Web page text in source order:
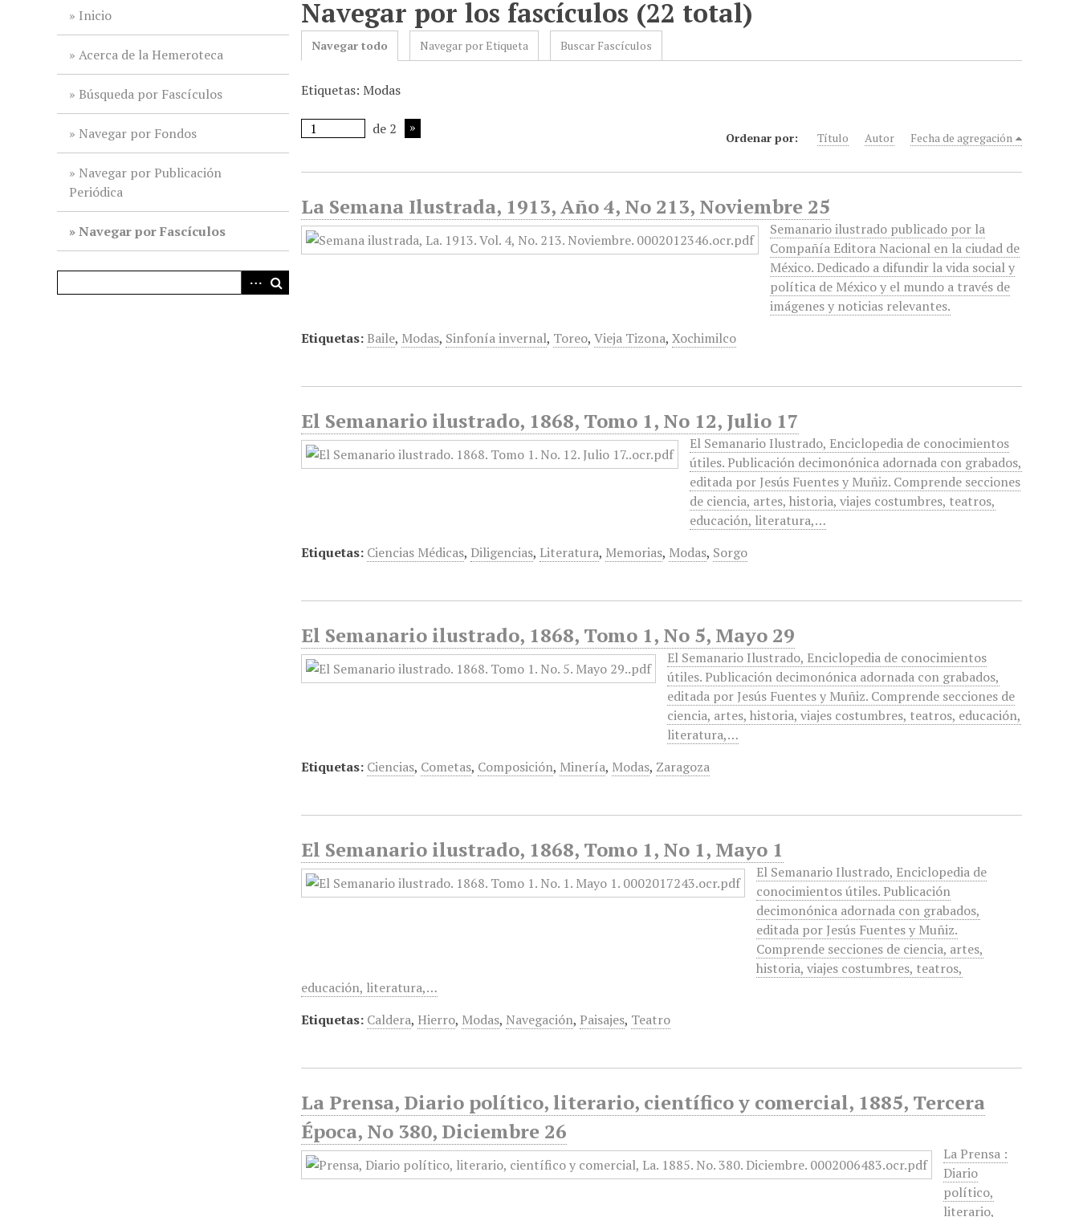
Inicio
Acerca de la Hemeroteca
Búsqueda por Fascículos
Navegar por Fondos
Navegar por Publicación
Periódica
Navegar por Fascículos
Navegar por los fascículos (22 total)
Navegar todo Navegar por Etiqueta Buscar Fascículos
Etiquetas: Modas
de 2
Ordenar por: Título Autor Fecha de agregación
La Semana Ilustrada, 1913, Año 4, No 213, Noviembre 25
Semanario ilustrado publicado por la
Compañía Editora Nacional en la ciudad de
México. Dedicado a difundir la vida social y
política de México y el mundo a través de
imágenes y noticias relevantes.
Etiquetas: Baile, Modas, Sinfonía invernal, Toreo,Vieja Tizona,Xochimilco
El Semanario ilustrado, 1868, Tomo 1, No 12, Julio 17
El Semanario Ilustrado, Enciclopedia de conocimientos
útiles. Publicación decimonónica adornada con grabados,
editada por Jesús Fuentes y Muñiz. Comprende secciones
de ciencia, artes, historia, viajes costumbres, teatros,
educación, literatura,…
Etiquetas: Ciencias Médicas, Diligencias, Literatura, Memorias, Modas, Sorgo
El Semanario ilustrado, 1868, Tomo 1, No 5, Mayo 29
El Semanario Ilustrado, Enciclopedia de conocimientos
útiles. Publicación decimonónica adornada con grabados,
editada por Jesús Fuentes y Muñiz. Comprende secciones de
ciencia, artes, historia, viajes costumbres, teatros, educación,
literatura,…
Etiquetas: Ciencias, Cometas, Composición, Minería, Modas, Zaragoza
El Semanario ilustrado, 1868, Tomo 1, No 1, Mayo 1
El Semanario Ilustrado, Enciclopedia de
conocimientos útiles. Publicación
decimonónica adornada con grabados,
editada por Jesús Fuentes y Muñiz.
Comprende secciones de ciencia, artes,
historia, viajes costumbres, teatros,
educación, literatura,…
Etiquetas: Caldera, Hierro, Modas, Navegación, Paisajes, Teatro
La Prensa, Diario político, literario, científico y comercial, 1885, Tercera
Época, No 380, Diciembre 26
La Prensa :
Diario
político,
literario,